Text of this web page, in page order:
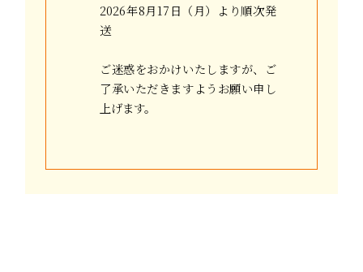
2026年8月17日（月）より順次発
送
ご迷惑をおかけいたしますが、ご
了承いただきますようお願い申し
上げます。